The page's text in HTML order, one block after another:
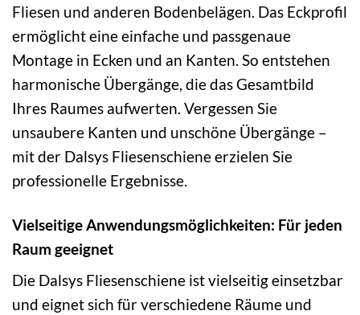
Fliesen und anderen Bodenbelägen. Das Eckprofil
ermöglicht eine einfache und passgenaue
Montage in Ecken und an Kanten. So entstehen
harmonische Übergänge, die das Gesamtbild
Ihres Raumes aufwerten. Vergessen Sie
unsaubere Kanten und unschöne Übergänge –
mit der Dalsys Fliesenschiene erzielen Sie
professionelle Ergebnisse.
Vielseitige Anwendungsmöglichkeiten: Für jeden
Raum geeignet
Die Dalsys Fliesenschiene ist vielseitig einsetzbar
und eignet sich für verschiedene Räume und